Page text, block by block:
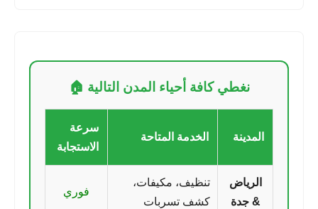
نغطي كافة أحياء المدن التالية 🏠
المدينة الخدمة المتاحة
سرعة
الاستجابة
الرياض
& جدة
تنظيف، مكيفات،
كشف تسربات
فوري